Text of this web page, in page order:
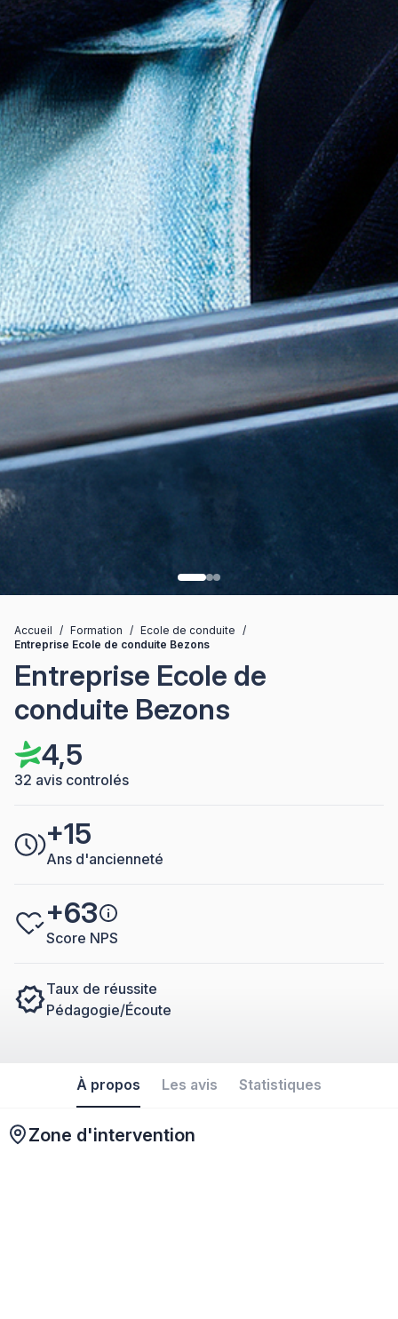
Accueil / Formation / Ecole de conduite
/
Entreprise Ecole de conduite Bezons
Entreprise Ecole de
conduite Bezons
4,5
32 avis controlés
+15
Ans d'ancienneté
+63
Score NPS
Taux de réussite
Pédagogie/Écoute
À propos Les avis Statistiques
Zone d'intervention